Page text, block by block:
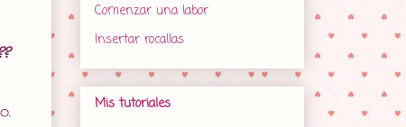
Comenzar una labor
Insertar rocallas
Mis tutoriales